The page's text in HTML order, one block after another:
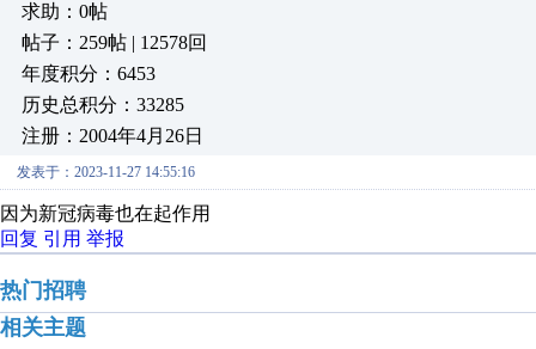
求助：0帖
帖子：259帖 | 12578回
年度积分：6453
历史总积分：33285
注册：2004年4月26日
发表于：2023-11-27 14:55:16
因为新冠病毒也在起作用
回复 引用 举报
热门招聘
相关主题